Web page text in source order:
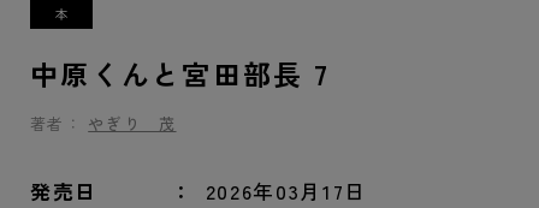
中原くんと宮田部長 7
著者： やぎり 茂
発売日 2026年03月17日